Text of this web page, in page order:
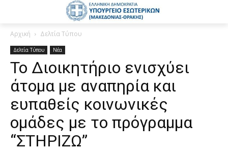
Αρχική Δελτία Τύπου
Δελτία Τύπου Νέα
Το Διοικητήριο ενισχύει
άτομα με αναπηρία και
ευπαθείς κοινωνικές
ομάδες με το πρόγραμμα
“ΣΤΗΡΙΖΩ”